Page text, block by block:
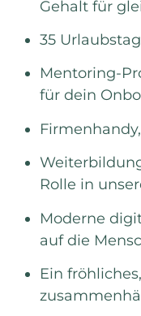
Gehalt für
35
Mentoring-
für dein
Rolle in
Moderne
auf die
Ein